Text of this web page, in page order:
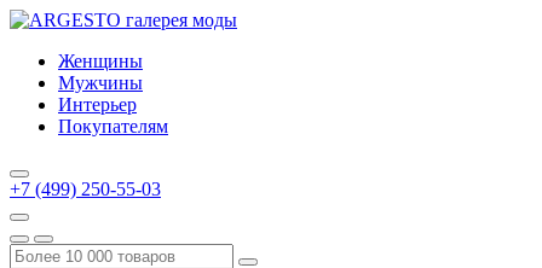
Женщины
Мужчины
Интерьер
Покупателям
+7 (499) 250-55-03